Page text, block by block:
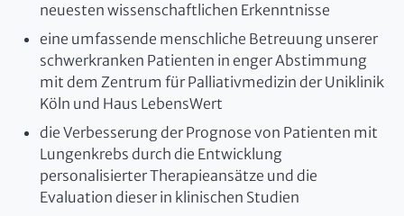
neuesten wissenschaftlichen Erkenntnisse
eine umfassende menschliche Betreuung unserer
schwerkranken Patienten in enger Abstimmung
mit dem Zentrum für Palliativmedizin der Uniklinik
Köln und Haus LebensWert
die Verbesserung der Prognose von Patienten mit
Lungenkrebs durch die Entwicklung
personalisierter Therapieansätze und die
Evaluation dieser in klinischen Studien